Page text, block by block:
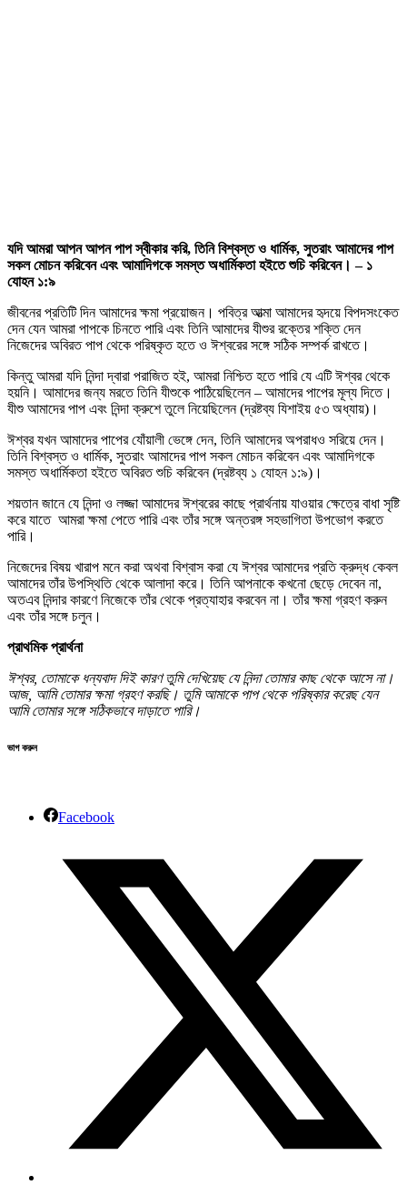
যদি আমরা আপন আপন পাপ স্বীকার করি, তিনি বিশ্বস্ত ও ধার্মিক, সুতরাং আমাদের পাপ
সকল মোচন করিবেন এবং আমাদিগকে সমস্ত অধার্মিকতা হইতে শুচি করিবেন। – ১
যোহন ১:৯
জীবনের প্রতিটি দিন আমাদের ক্ষমা প্রয়োজন। পবিত্র আত্মা আমাদের হৃদয়ে বিপদসংকেত
দেন যেন আমরা পাপকে চিনতে পারি এবং তিনি আমাদের যীশুর রক্তের শক্তি দেন
নিজেদের অবিরত পাপ থেকে পরিষ্কৃত হতে ও ঈশ্বরের সঙ্গে সঠিক সম্পর্ক রাখতে।
কিন্তু আমরা যদি নিন্দা দ্বারা পরাজিত হই, আমরা নিশ্চিত হতে পারি যে এটি ঈশ্বর থেকে
হয়নি। আমাদের জন্য মরতে তিনি যীশুকে পাঠিয়েছিলেন – আমাদের পাপের মূল্য দিতে।
যীশু আমাদের পাপ এবং নিন্দা ক্রুশে তুলে নিয়েছিলেন (দ্রষ্টব্য যিশাইয় ৫৩ অধ্যায়)।
ঈশ্বর যখন আমাদের পাপের যোঁয়ালী ভেঙ্গে দেন, তিনি আমাদের অপরাধও সরিয়ে দেন।
তিনি বিশ্বস্ত ও ধার্মিক, সুতরাং আমাদের পাপ সকল মোচন করিবেন এবং আমাদিগকে
সমস্ত অধার্মিকতা হইতে অবিরত শুচি করিবেন (দ্রষ্টব্য ১ যোহন ১:৯)।
শয়তান জানে যে নিন্দা ও লজ্জা আমাদের ঈশ্বরের কাছে প্রার্থনায় যাওয়ার ক্ষেত্রে বাধা সৃষ্টি
করে যাতে আমরা ক্ষমা পেতে পারি এবং তাঁর সঙ্গে অন্তরঙ্গ সহভাগিতা উপভোগ করতে
পারি।
নিজেদের বিষয় খারাপ মনে করা অথবা বিশ্বাস করা যে ঈশ্বর আমাদের প্রতি ক্রুদ্ধ কেবল
আমাদের তাঁর উপস্থিতি থেকে আলাদা করে। তিনি আপনাকে কখনো ছেড়ে দেবেন না,
অতএব নিন্দার কারণে নিজেকে তাঁর থেকে প্রত্যাহার করবেন না। তাঁর ক্ষমা গ্রহণ করুন
এবং তাঁর সঙ্গে চলুন।
প্রাথমিক প্রার্থনা
ঈশ্বর, তোমাকে ধন্যবাদ দিই কারণ তুমি দেখিয়েছ যে নিন্দা তোমার কাছ থেকে আসে না।
আজ, আমি তোমার ক্ষমা গ্রহণ করছি। তুমি আমাকে পাপ থেকে পরিষ্কার করেছ যেন
আমি তোমার সঙ্গে সঠিকভাবে দাড়াতে পারি।
ভাগ করুন
Facebook